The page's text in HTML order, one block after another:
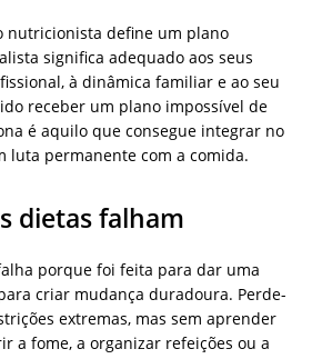
nutricionista define um plano
significa adequado aos seus
à dinâmica familiar e ao seu
receber um plano impossível de
é aquilo que consegue integrar no
luta permanente com a comida.
dietas falham
porque foi feita para dar uma
criar mudança duradoura. Perde-
extremas, mas sem aprender
a fome, a organizar refeições ou a